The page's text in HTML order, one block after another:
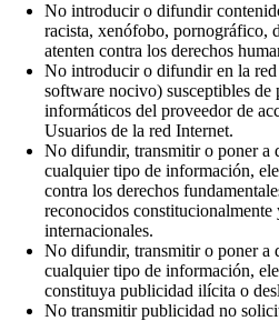
No introducir o difundir
racista, xenófobo, pornográfico,
atenten contra los derechos
No introducir o difundir en la
software nocivo) susceptibles de
informáticos del proveedor de
Usuarios de la red Internet.
No difundir, transmitir o poner a
cualquier tipo de información,
contra los derechos
reconocidos constitucionalmente
internacionales.
No difundir, transmitir o poner a
cualquier tipo de información,
constituya publicidad ilícita o
No transmitir publicidad no